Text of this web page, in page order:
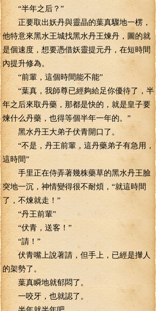
“半年之后？”
正要取出妖丹與靈晶的葉真驟地一楞，
他特意來黑水王城找黑水丹王煉丹，圖的就
是個速度，想要憑借妖靈提元丹，在短時間
內提升修為。
“前輩，這個時間能不能”
“葉真，我師尊已經夠給足你優待了，半
年之后來取丹藥，那都是快的，就是皇子要
煉什么丹藥，也得等個半年一年的。”
黑水丹王大弟子伏青開口了。
“不是，丹王前輩，這丹藥弟子有急用，
這時間”
手里正在侍弄著幾株藥草的黑水丹王臉
突地一沉，神情變得很不耐煩，“就這時間
了，不煉就走！”
“丹王前輩”
“伏青，送客！”
“請！”
伏青嘴上說著請，但手上，已經是攆人
的架勢了。
葉真瞬地就郁悶了。
一咬牙，也就認了。